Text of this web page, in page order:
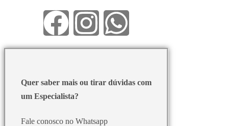
Quer saber mais ou tirar dúvidas com
um Especialista?
Fale conosco no Whatsapp